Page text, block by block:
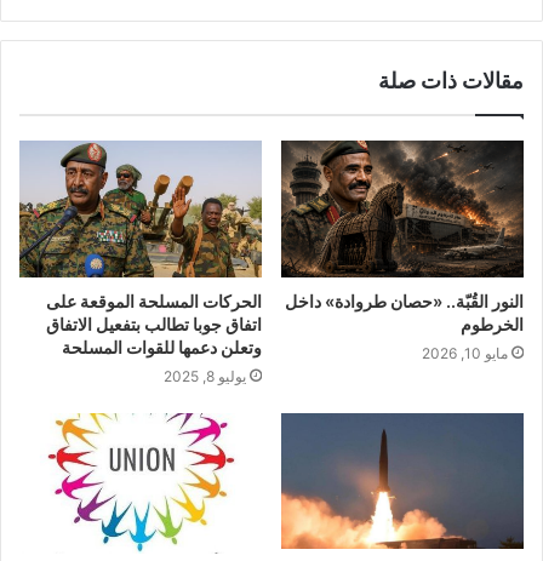
مقالات ذات صلة
النور القُبّة.. «حصان طروادة» داخل
الخرطوم
مايو 10, 2026
الحركات المسلحة الموقعة على
اتفاق جوبا تطالب بتفعيل الاتفاق
وتعلن دعمها للقوات المسلحة
يوليو 8, 2025